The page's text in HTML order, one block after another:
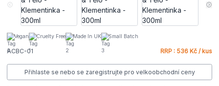
Vegan Cruelty Free Made In UK Small Batch
ACBC-01 RRP : 536 Kč / kus
Přihlaste se nebo se zaregistrujte pro velkoobchodní ceny